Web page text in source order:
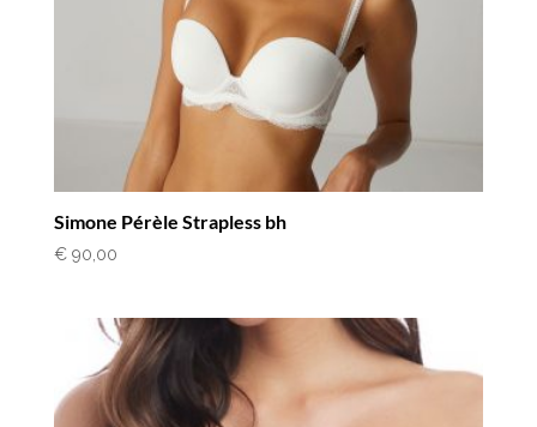
Simone Pérèle Strapless bh
€90,00